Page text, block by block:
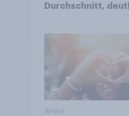
Durchschnitt,
Artikel